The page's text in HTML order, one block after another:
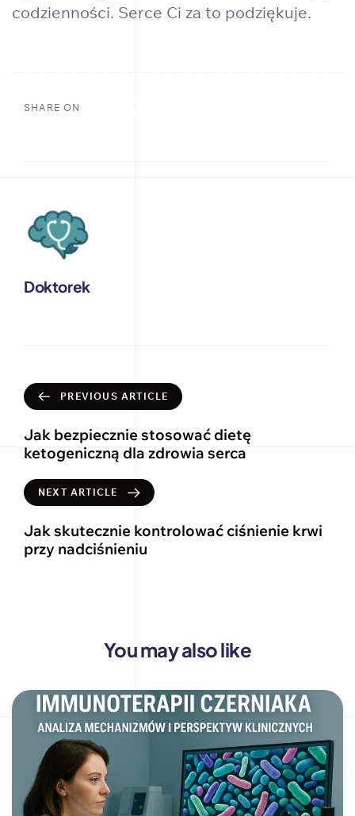
codzienności. Serce Ci za to podziękuje.
SHARE ON
Doktorek
PREVIOUS ARTICLE
Jak bezpiecznie stosować dietę
ketogeniczną dla zdrowia serca
NEXT ARTICLE
Jak skutecznie kontrolować ciśnienie krwi
przy nadciśnieniu
You may also like